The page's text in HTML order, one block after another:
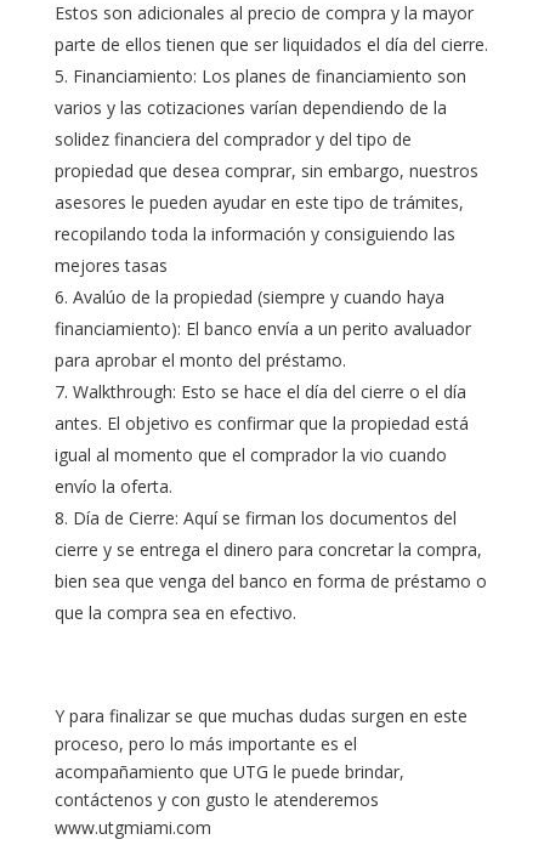
Estos son adicionales al precio de compra y la mayor
parte de ellos tienen que ser liquidados el día del cierre.
Financiamiento: Los planes de financiamiento son
varios y las cotizaciones varían dependiendo de la
solidez financiera del comprador y del tipo de
propiedad que desea comprar, sin embargo, nuestros
asesores le pueden ayudar en este tipo de trámites,
recopilando toda la información y consiguiendo las
mejores tasas
Avalúo de la propiedad (siempre y cuando haya
financiamiento): El banco envía a un perito avaluador
para aprobar el monto del préstamo.
Walkthrough: Esto se hace el día del cierre o el día
antes. El objetivo es confirmar que la propiedad está
igual al momento que el comprador la vio cuando
envío la oferta.
Día de Cierre: Aquí se firman los documentos del
cierre y se entrega el dinero para concretar la compra,
bien sea que venga del banco en forma de préstamo o
que la compra sea en efectivo.
Y para finalizar se que muchas dudas surgen en este
proceso, pero lo más importante es el
acompañamiento que UTG le puede brindar,
contáctenos y con gusto le atenderemos
www.utgmiami.com